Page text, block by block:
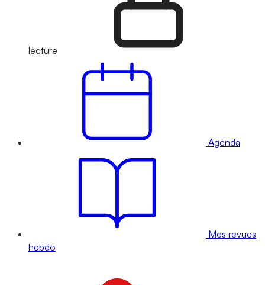
lecture
Agenda
Mes revues
hebdo